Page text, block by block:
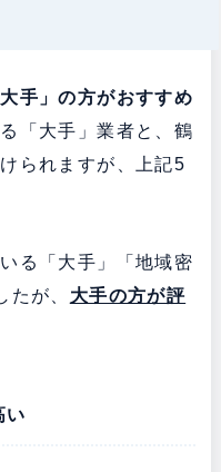
手」の方がおすすめ
「大手」業者と、鶴
られますが、上記5
る「大手」「地域密
が、 大手の方が評
い